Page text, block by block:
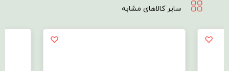
سایر کالاهای مشابه